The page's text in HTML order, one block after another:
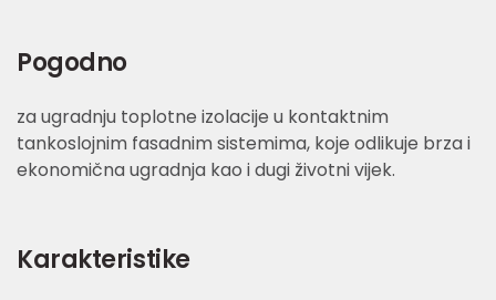
Pogodno
za ugradnju toplotne izolacije u kontaktnim
tankoslojnim fasadnim sistemima, koje odlikuje brza i
ekonomična ugradnja kao i dugi životni vijek.
Karakteristike